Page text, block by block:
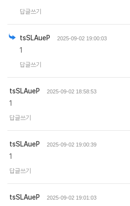
답글쓰기
tsSLAueP 2025-09-02 19:00:03
1
답글쓰기
tsSLAueP 2025-09-02 18:58:53
1
답글쓰기
tsSLAueP 2025-09-02 19:00:39
1
답글쓰기
tsSLAueP 2025-09-02 19:01:03